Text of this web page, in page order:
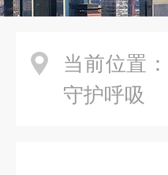
当前位置：
守护呼吸